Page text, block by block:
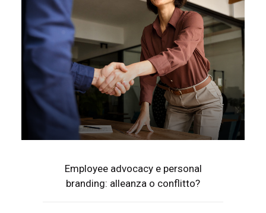
Employee advocacy e personal
branding: alleanza o conflitto?